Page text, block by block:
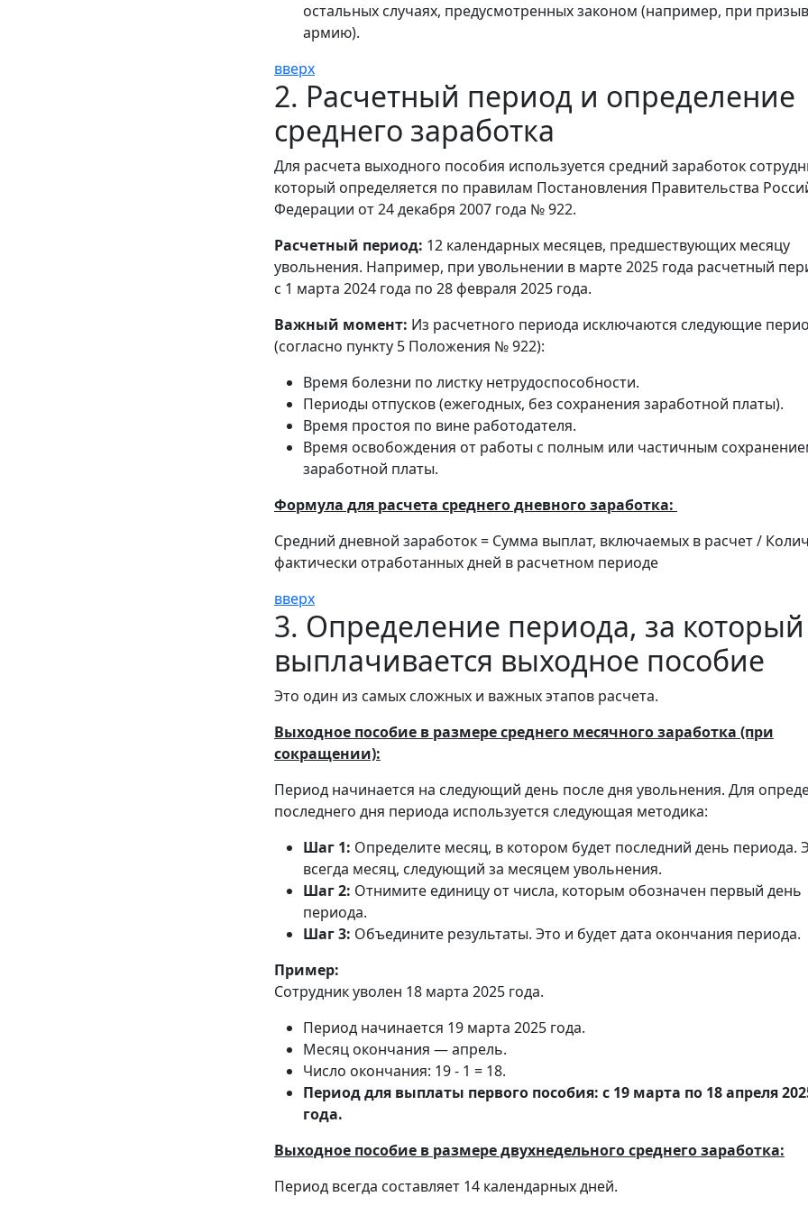
остальных случаях, предусмотренных законом (например, при
армию).
вверх
2. Расчетный период и определение
среднего заработка
Для расчета выходного пособия используется средний заработок
который определяется по правилам Постановления Правительства
Федерации от 24 декабря 2007 года № 922.
Расчетный период: 12 календарных месяцев, предшествующих месяцу
увольнения. Например, при увольнении в марте 2025 года расчетный
с 1 марта 2024 года по 28 февраля 2025 года.
Важный момент: Из расчетного периода исключаются следующие
(согласно пункту 5 Положения № 922):
Время болезни по листку нетрудоспособности.
Периоды отпусков (ежегодных, без сохранения заработной платы).
Время простоя по вине работодателя.
Время освобождения от работы с полным или частичным
заработной платы.
Формула для расчета среднего дневного заработка:
Средний дневной заработок = Сумма выплат, включаемых в расчет /
фактически отработанных дней в расчетном периоде
вверх
3. Определение периода, за который
выплачивается выходное пособие
Это один из самых сложных и важных этапов расчета.
Выходное пособие в размере среднего месячного заработка (при
сокращении):
Период начинается на следующий день после дня увольнения. Для
последнего дня периода используется следующая методика:
Шаг 1: Определите месяц, в котором будет последний день периода.
всегда месяц, следующий за месяцем увольнения.
Шаг 2: Отнимите единицу от числа, которым обозначен первый день
периода.
Шаг 3: Объедините результаты. Это и будет дата окончания периода.
Пример:
Сотрудник уволен 18 марта 2025 года.
Период начинается 19 марта 2025 года.
Месяц окончания — апрель.
Число окончания: 19 - 1 = 18.
Период для выплаты первого пособия: с 19 марта по 18 апреля
года.
Выходное пособие в размере двухнедельного среднего заработка:
Период всегда составляет 14 календарных дней.